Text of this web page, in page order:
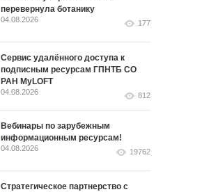
перевернула ботанику
04.08.2026 177
Сервис удалённого доступа к
подписным ресурсам ГПНТБ СО
РАН MyLOFT
04.08.2026 812
Вебинары по зарубежным
информационным ресурсам!
04.08.2026 19762
Стратегическое партнерство с